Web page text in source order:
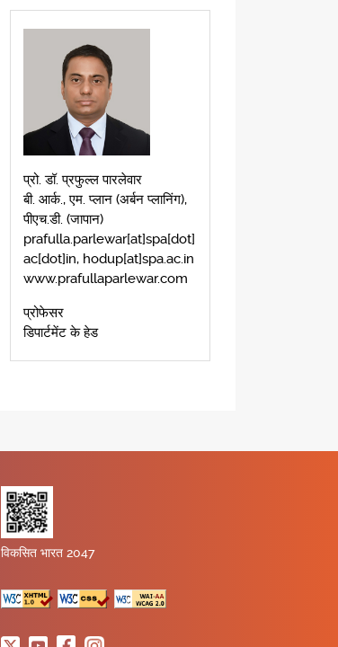
प्रो. डॉ. प्रफुल्ल पारलेवार
बी. आर्क., एम. प्लान (अर्बन प्लानिंग),
पीएच.डी. (जापान)
prafulla.parlewar[at]spa[dot]
ac[dot]in, hodup[at]spa.ac.in
www.prafullaparlewar.com
प्रोफेसर
डिपार्टमेंट के हेड
विकसित भारत 2047